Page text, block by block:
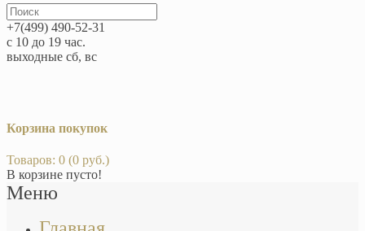
+7(499) 490-52-31
с 10 до 19 час.
выходные сб, вс
Корзина покупок
Товаров: 0 (0 руб.)
В корзине пусто!
Меню